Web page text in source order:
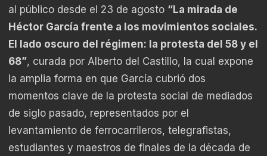
al público desde el 23 de agosto “La mirada de
Héctor García frente a los movimientos sociales.
El lado oscuro del régimen: la protesta del 58 y el
68”, curada por Alberto del Castillo, la cual expone
la amplia forma en que García cubrió dos
momentos clave de la protesta social de mediados
de siglo pasado, representados por el
levantamiento de ferrocarrileros, telegrafistas,
estudiantes y maestros de finales de la década de